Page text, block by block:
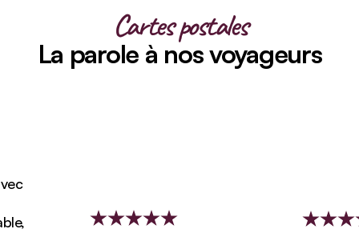
Cartes postales
La parole à nos voyageurs